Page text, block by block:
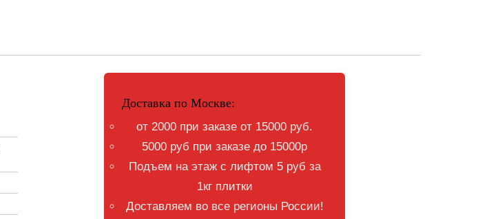
Доставка по Москве:
от 2000 при заказе от 15000 руб.
5000 руб при заказе до 15000р
Подъем на этаж с лифтом 5 руб за
1кг плитки
Доставляем во все регионы России!